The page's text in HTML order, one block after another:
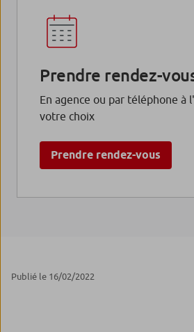
Prendre rendez-
En agence ou par téléphone à
votre choix
Prendre rendez-vous
Publié le 16/02/2022